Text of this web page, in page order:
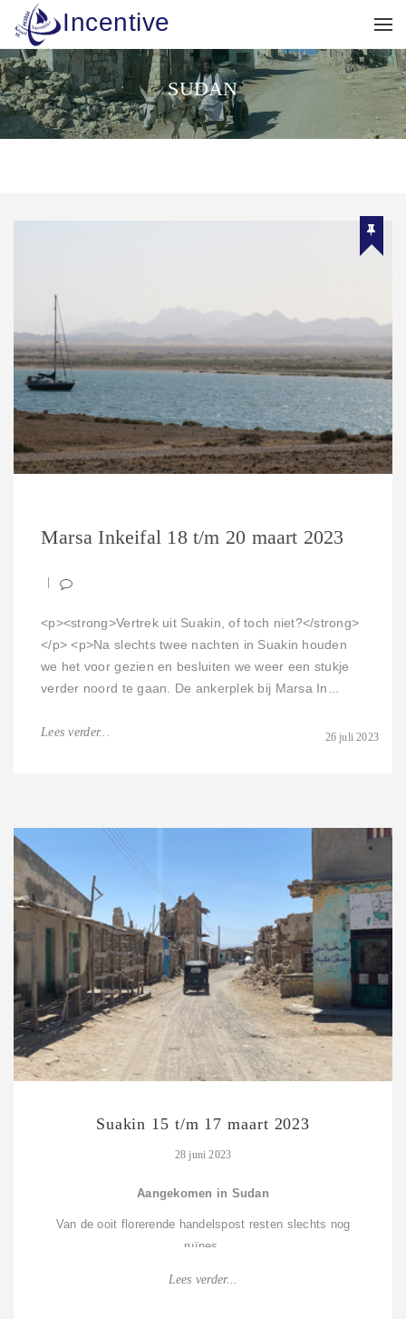
Incentive
SUDAN
Marsa Inkeifal 18 t/m 20 maart 2023
26 juli 2023
<p><strong>Vertrek uit Suakin, of toch niet?</strong>
</p> <p>Na slechts twee nachten in Suakin houden
we het voor gezien en besluiten we weer een stukje
verder noord te gaan. De ankerplek bij Marsa In...
Lees verder...
Suakin 15 t/m 17 maart 2023
28 juni 2023
Aangekomen in Sudan
Van de ooit florerende handelspost resten slechts nog
ruïnes.
Lees verder...